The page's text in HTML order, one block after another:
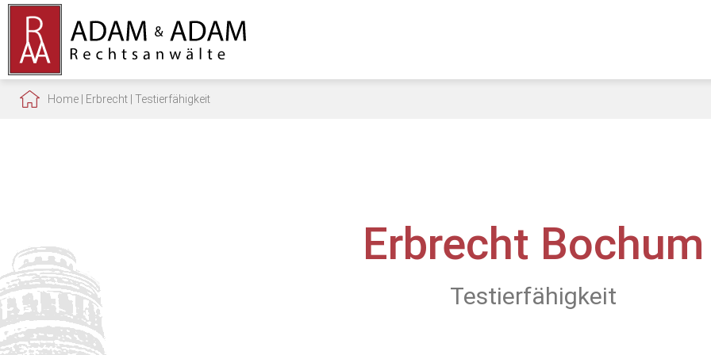
Home Erbrecht Testierfähigkeit
Erbrecht Bochum
Testierfähigkeit